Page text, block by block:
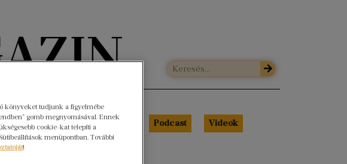
HÍREK Libri Portré Podcast Videók
könyveket tudjunk a figyelmébe
gomb megnyomásával. Ennek
cookie-kat telepíti a
menüpontban. További
!